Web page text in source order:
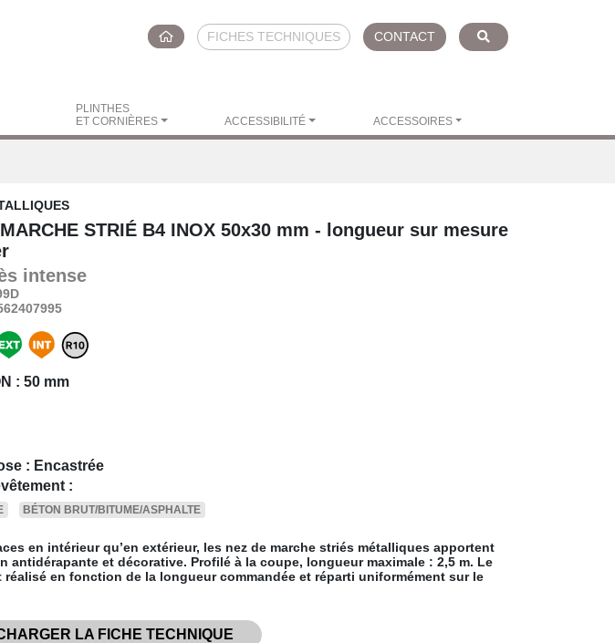
FICHES TECHNIQUES CONTACT
PLINTHES
ET CORNIÈRES
ACCESSIBILITÉ ACCESSOIRES
STRIÉ B4 INOX 50x30 mm - longueur sur mesure
intense
: 50 mm
: Encastrée
:
BÉTON BRUT/BITUME/ASPHALTE
en intérieur qu’en extérieur, les nez de marche striés métalliques apportent
antidérapante et décorative. Profilé à la coupe, longueur maximale : 2,5 m. Le
réalisé en fonction de la longueur commandée et réparti uniformément sur le
LA FICHE TECHNIQUE